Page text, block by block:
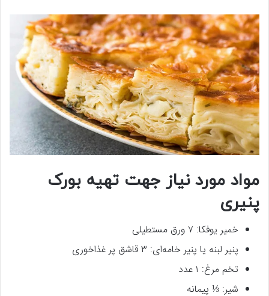
مواد مورد نیاز جهت تهیه بورک
پنیری
خمیر یوفکا: ۷ ورق مستطیلی
پنیر لبنه یا پنیر خامه‌ای: ۳ قاشق پر غذاخوری
تخم مرغ: ۱ عدد
شیر: ⅓ پیمانه